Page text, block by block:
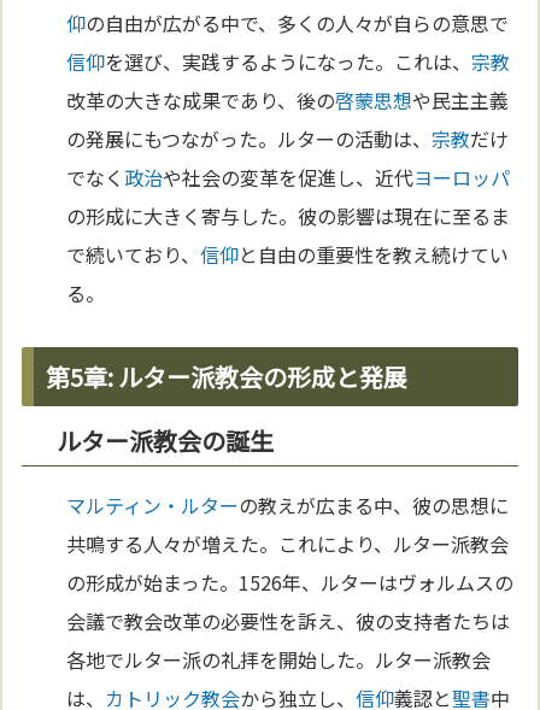
仰の自由が広がる中で、多くの人々が自らの意思で
信仰を選び、実践するようになった。これは、 宗教
改革の大きな成果であり、後の啓蒙思想や民主主義
の発展にもつながった。ルターの活動は、 宗教だけ
でなく 政治や社会の変革を促進し、近代ヨーロッパ
の形成に大きく寄与した。彼の影響は現在に至るま
で続いており、信仰と自由の重要性を教え続けてい
る。
第5章: ルター派教会の形成と発展
ルター派教会の誕生
マルティン・ルターの教えが広まる中、彼の思想に
共鳴する人々が増えた。これにより、ルター派教会
の形成が始まった。1526年、ルターはヴォルムスの
会議で教会改革の必要性を訴え、彼の支持者たちは
各地でルター派の礼拝を開始した。ルター派教会
は、 カトリック教会から独立し、信仰義認と聖書中